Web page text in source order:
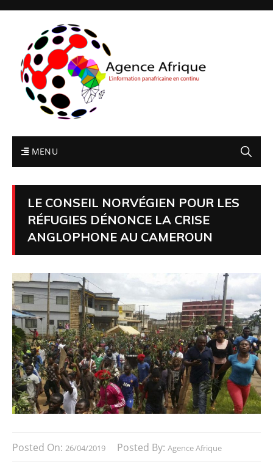
MENU
LE CONSEIL NORVÉGIEN POUR LES
RÉFUGIES DÉNONCE LA CRISE
ANGLOPHONE AU CAMEROUN
Posted On: 26/04/2019 Posted By: Agence Afrique